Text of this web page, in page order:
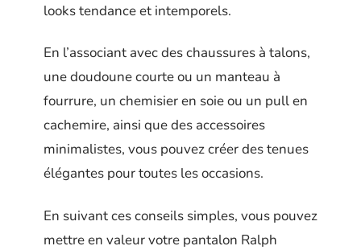
looks tendance et intemporels.
En l’associant avec des chaussures à talons,
une doudoune courte ou un manteau à
fourrure, un chemisier en soie ou un pull en
cachemire, ainsi que des accessoires
minimalistes, vous pouvez créer des tenues
élégantes pour toutes les occasions.
En suivant ces conseils simples, vous pouvez
mettre en valeur votre pantalon Ralph